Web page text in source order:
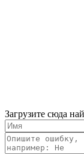
Загрузите сюда